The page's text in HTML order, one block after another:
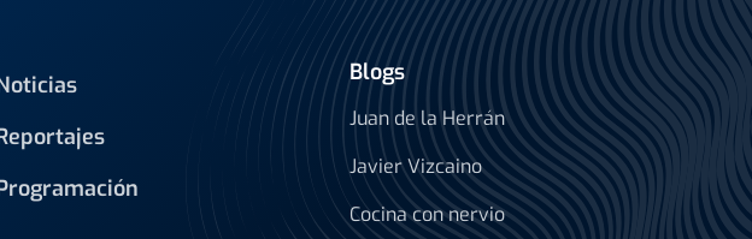
Blogs
Juan de la Herrán
Javier Vizcaino
Cocina con nervio